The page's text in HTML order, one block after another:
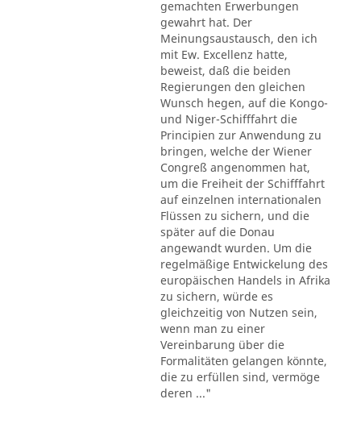
gemachten Erwerbungen
gewahrt hat. Der
Meinungsaustausch, den ich
mit Ew. Excellenz hatte,
beweist, daß die beiden
Regierungen den gleichen
Wunsch hegen, auf die Kongo-
und Niger-Schifffahrt die
Principien zur Anwendung zu
bringen, welche der Wiener
Congreß angenommen hat,
um die Freiheit der Schifffahrt
auf einzelnen internationalen
Flüssen zu sichern, und die
später auf die Donau
angewandt wurden. Um die
regelmäßige Entwickelung des
europäischen Handels in Afrika
zu sichern, würde es
gleichzeitig von Nutzen sein,
wenn man zu einer
Vereinbarung über die
Formalitäten gelangen könnte,
die zu erfüllen sind, vermöge
deren ..."